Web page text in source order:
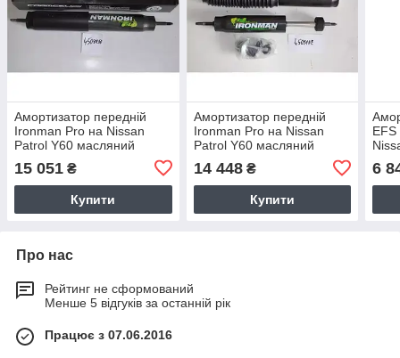
Амортизатор передній
Ironman Pro на Nissan
Patrol Y60 масляний
15 051 ₴
Купити
Амортизатор передній
Ironman Pro на Nissan
Patrol Y60 масляний
14 448₴
Купити
79
6
Про нас
Рейтинг не сформований
Менше 5 відгуків за останній рік
Працює з 07.06.2016